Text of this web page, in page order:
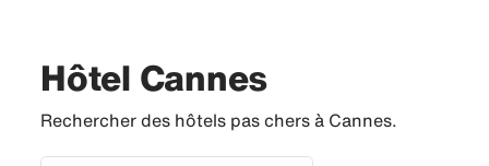
Hôtel Cannes
Rechercher des hôtels pas chers à Cannes.